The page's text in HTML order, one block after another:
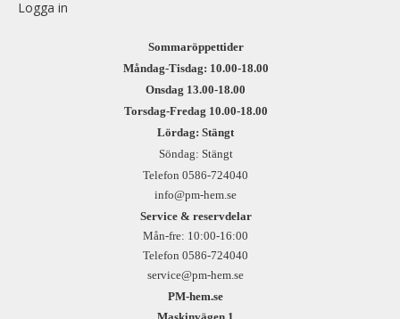
Logga in
Sommaröppettider
Måndag-Tisdag: 10.00-18.00
Onsdag 13.00-18.00
Torsdag-Fredag 10.00-18.00
Lördag: Stängt
Söndag: Stängt
Telefon 0586-724040
info@pm-hem.se
Service & reservdelar
Mån-fre: 10:00-16:00
Telefon 0586-724040
service@pm-hem.se
PM-hem.se